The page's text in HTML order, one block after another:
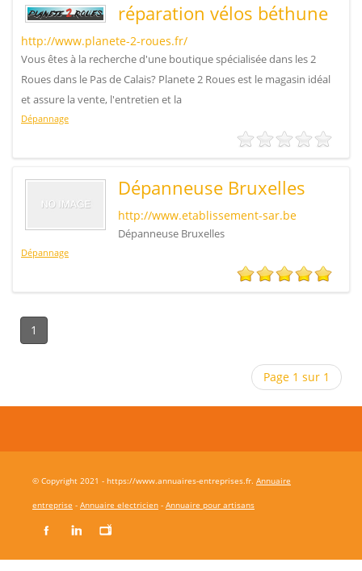
réparation vélos béthune
http://www.planete-2-roues.fr/
Vous êtes à la recherche d'une boutique spécialisée dans les 2
Roues dans le Pas de Calais? Planete 2 Roues est le magasin idéal
et assure la vente, l'entretien et la
Dépannage
Dépanneuse Bruxelles
http://www.etablissement-sar.be
Dépanneuse Bruxelles
Dépannage
1
Page 1 sur 1
© Copyright 2021 - https://www.annuaires-entreprises.fr. Annuaire
entreprise - Annuaire electricien - Annuaire pour artisans